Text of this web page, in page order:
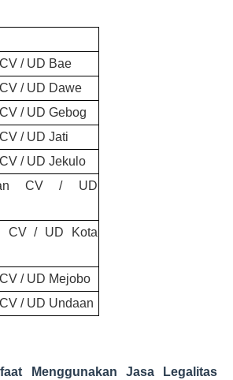
/ UD Bae
/ UD Dawe
/ UD Gebog
/ UD Jati
/ UD Jekulo
CV / UD
CV / UD Kota
/ UD Mejobo
/ UD Undaan
Menggunakan Jasa Legalitas